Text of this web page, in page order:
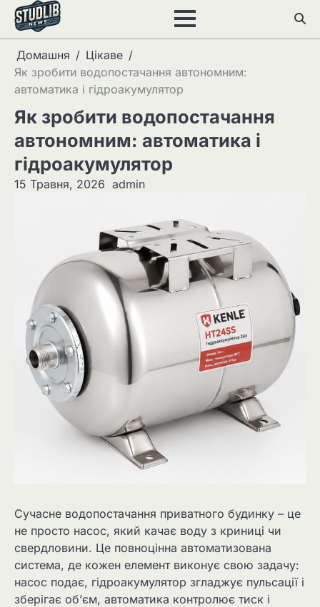
Перейти
вмісту
Домашня
Цікаве
Як зробити водопостачання автономним:
автоматика і гідроакумулятор
Як зробити водопостачання
автономним: автоматика і
гідроакумулятор
15 Травня, 2026 admin
Сучасне водопостачання приватного будинку – це
не просто насос, який качає воду з криниці чи
свердловини. Це повноцінна автоматизована
система, де кожен елемент виконує свою задачу:
насос подає, гідроакумулятор згладжує пульсації і
зберігає об’єм, автоматика контролює тиск і